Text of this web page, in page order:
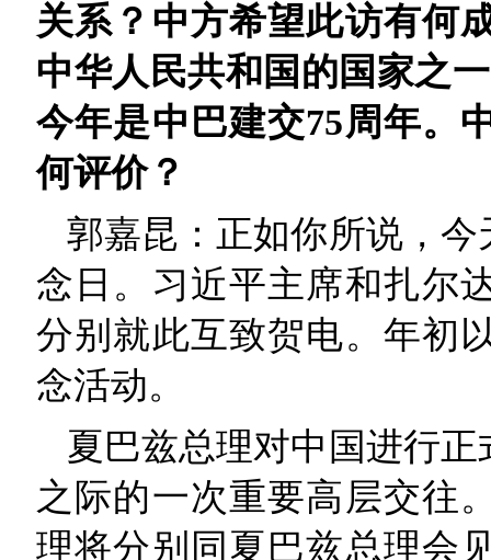
关系？中方希望此访有何
中华人民共和国的国家之
今年是中巴建交75周年。
何评价？
郭嘉昆：正如你所说，
念日。习近平主席和扎尔
分别就此互致贺电。年初
念活动。
夏巴兹总理对中国进行
之际的一次重要高层交往
理将分别同夏巴兹总理会